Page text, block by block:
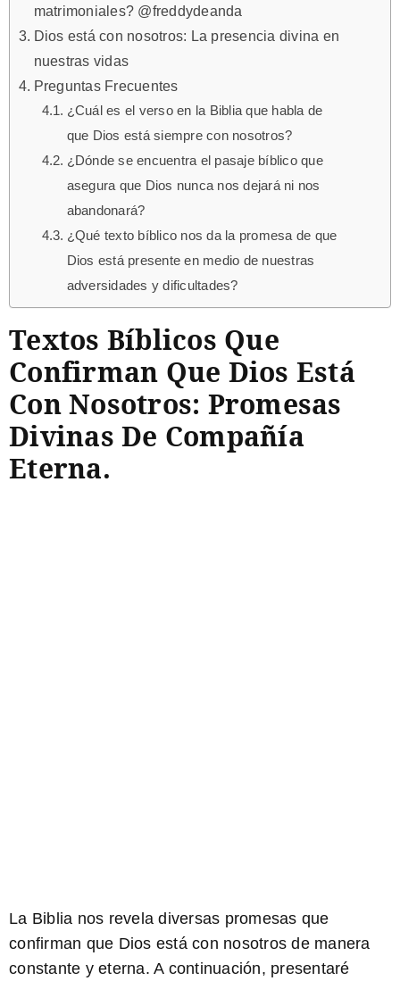
matrimoniales? @freddydeanda
Dios está con nosotros: La presencia divina en
nuestras vidas
Preguntas Frecuentes
¿Cuál es el verso en la Biblia que habla de
que Dios está siempre con nosotros?
¿Dónde se encuentra el pasaje bíblico que
asegura que Dios nunca nos dejará ni nos
abandonará?
¿Qué texto bíblico nos da la promesa de que
Dios está presente en medio de nuestras
adversidades y dificultades?
Textos Bíblicos Que
Confirman Que Dios Está
Con Nosotros: Promesas
Divinas De Compañía
Eterna.
La Biblia nos revela diversas promesas que
confirman que Dios está con nosotros de manera
constante y eterna. A continuación, presentaré